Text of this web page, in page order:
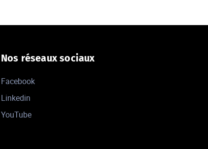
Nos réseaux sociaux
Facebook
Linkedin
YouTube